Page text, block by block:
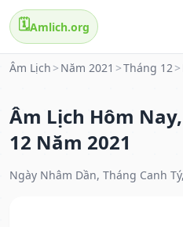
🗓️Amlich.org
Âm Lịch > Năm 2021 >Tháng 12>
Âm Lịch Hôm
12 Năm 2021
Ngày Nhâm Dần, Tháng Canh